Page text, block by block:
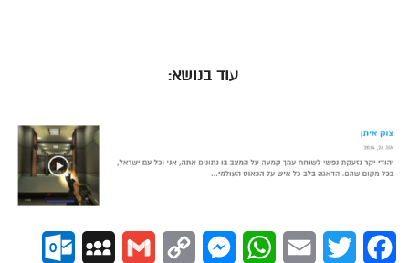
עוד בנושא:
Facebook
Twitter
Email
WhatsApp
Messenger
Copy
Gmail
MySpace